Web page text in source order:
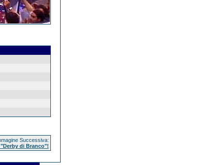
Successiva:
di Branco"!